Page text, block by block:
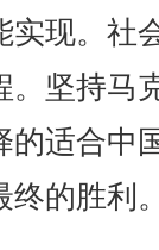
现。社
坚持马
适合中
终的胜利